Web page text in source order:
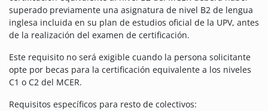
superado previamente una asignatura de nivel B2 de lengua
inglesa incluida en su plan de estudios oficial de la UPV, antes
de la realización del examen de certificación.
Este requisito no será exigible cuando la persona solicitante
opte por becas para la certificación equivalente a los niveles
C1 o C2 del MCER.
Requisitos específicos para resto de colectivos: